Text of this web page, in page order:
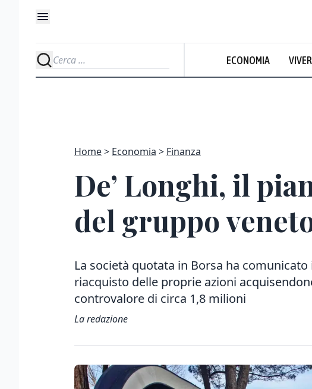
ECONOMIA
Home Economia Finanza
De’ Longhi, il
del gruppo
La società quotata in Borsa ha
riacquisto delle proprie azioni
controvalore di circa 1,8 milioni
La redazione